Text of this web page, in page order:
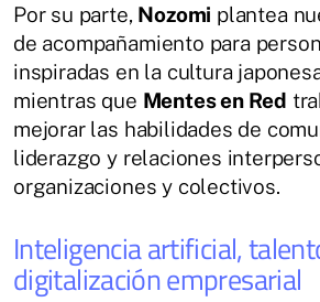
Por su parte, Nozomi plantea
de acompañamiento para
inspiradas en la cultura
mientras que Mentes en Red
mejorar las habilidades de
liderazgo y relaciones
organizaciones y colectivos.
Inteligencia artificial,
digitalización empresarial